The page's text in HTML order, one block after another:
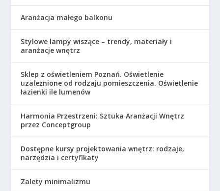
Aranżacja małego balkonu
Stylowe lampy wiszące – trendy, materiały i
aranżacje wnętrz
Sklep z oświetleniem Poznań. Oświetlenie
uzależnione od rodzaju pomieszczenia. Oświetlenie
łazienki ile lumenów
Harmonia Przestrzeni: Sztuka Aranżacji Wnętrz
przez Conceptgroup
Dostępne kursy projektowania wnętrz: rodzaje,
narzędzia i certyfikaty
Zalety minimalizmu